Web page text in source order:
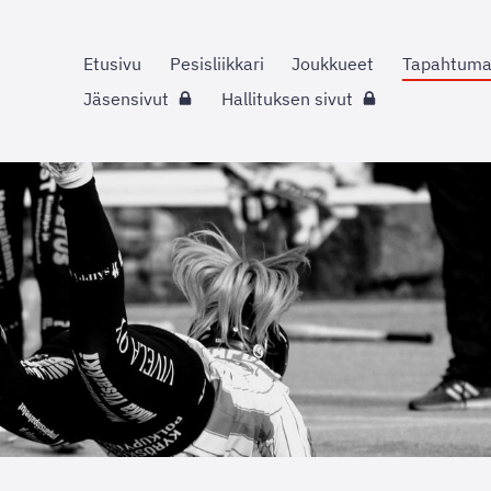
Etusivu Pesisliikkari Joukkueet
Jäsensivut
Hallituksen sivut